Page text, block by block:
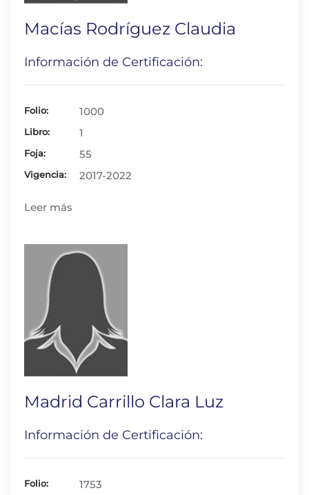
Macías Rodríguez Claudia
Información de Certificación:
Folio: 1000
Libro: 1
Foja: 55
Vigencia: 2017-2022
Leer más
Madrid Carrillo Clara Luz
Información de Certificación:
Folio: 1753